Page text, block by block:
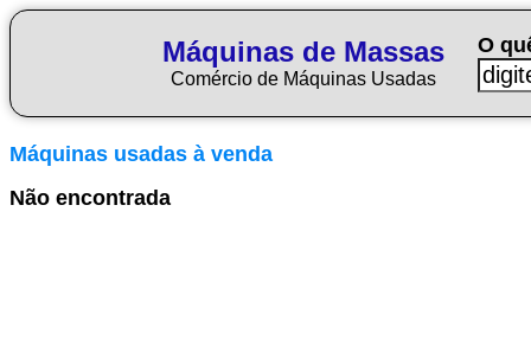
Máquinas de Massas
Comércio de Máquinas Usadas
O
Máquinas usadas à venda
Não encontrada